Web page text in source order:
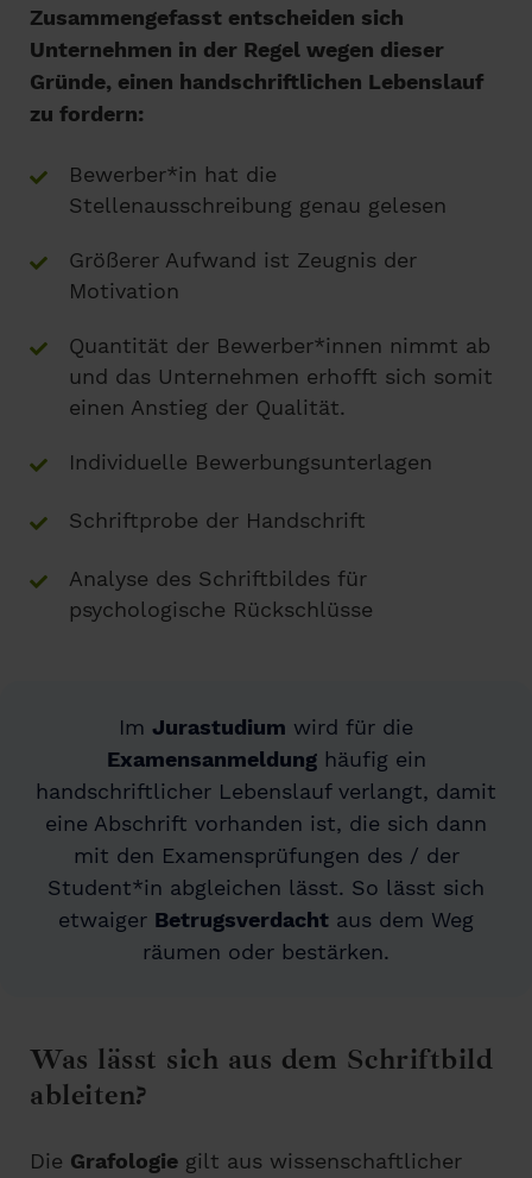
Zusammengefasst entscheiden sich
Unternehmen in der Regel wegen dieser
Gründe, einen handschriftlichen Lebenslauf
zu fordern:
Bewerber*in hat die
Stellenausschreibung genau gelesen
Größerer Aufwand ist Zeugnis der
Motivation
Quantität der Bewerber*innen nimmt ab
und das Unternehmen erhofft sich somit
einen Anstieg der Qualität.
Individuelle Bewerbungsunterlagen
Schriftprobe der Handschrift
Analyse des Schriftbildes für
psychologische Rückschlüsse
Im Jurastudium wird für die
Examensanmeldunghäufig ein
handschriftlicher Lebenslauf verlangt, damit
eine Abschrift vorhanden ist, die sich dann
mit den Examensprüfungen des / der
Student*in abgleichen lässt. So lässt sich
etwaiger Betrugsverdacht aus dem Weg
räumen oder bestärken.
Was lässt sich aus dem Schriftbild
ableiten?
Die Grafologie gilt aus wissenschaftlicher